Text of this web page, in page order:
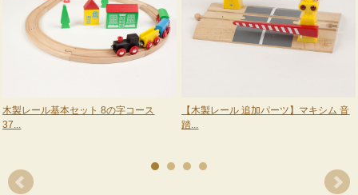
■その他のレール商品
木製レール基本セット 8の字コース
37...
【木製レール 追加パーツ】マキシム 音
踏...